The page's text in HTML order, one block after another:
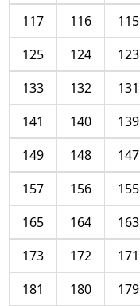
115
116
117
123
124
125
131
132
133
139
140
141
147
148
149
155
156
157
163
164
165
171
172
173
179
180
181